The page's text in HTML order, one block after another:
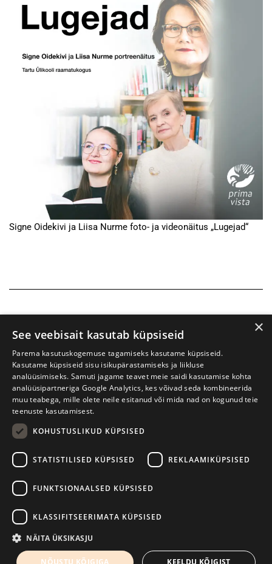
Signe Oidekivi ja Liisa Nurme foto- ja videonäitus „Lugejad“
Prima Vista kirjandusfestival
+372 56906836
Kodulehe tegemine - AMA
×
See veebisait kasutab küpsiseid
Parema kasutuskogemuse tagamiseks kasutame küpsiseid.
Kasutame küpsiseid sisu isikupärastamiseks ja liikluse
analüüsimiseks. Samuti jagame teavet meie saidi kasutamise kohta
analüüsipartneriga Google Analytics, kes võivad seda kombineerida
muu teabega, mille olete neile esitanud või mida nad on kogunud teie
teenuste kasutamisest.
KOHUSTUSLIKUD KÜPSISED
STATISTILISED KÜPSISED REKLAAMIKÜPSISED
FUNKTSIONAALSED KÜPSISED
KLASSIFITSEERIMATA KÜPSISED
NÄITA ÜKSIKASJU
NÕUSTU KÕIGIGA KEELDU KÕIGIST